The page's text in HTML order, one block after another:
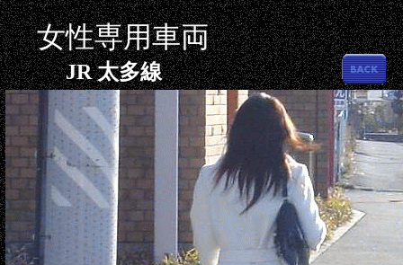
女性専用車両
JR 太多線